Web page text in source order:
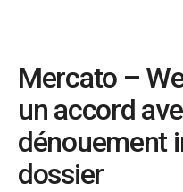
Mercato –
un accord
dénouement
dossier